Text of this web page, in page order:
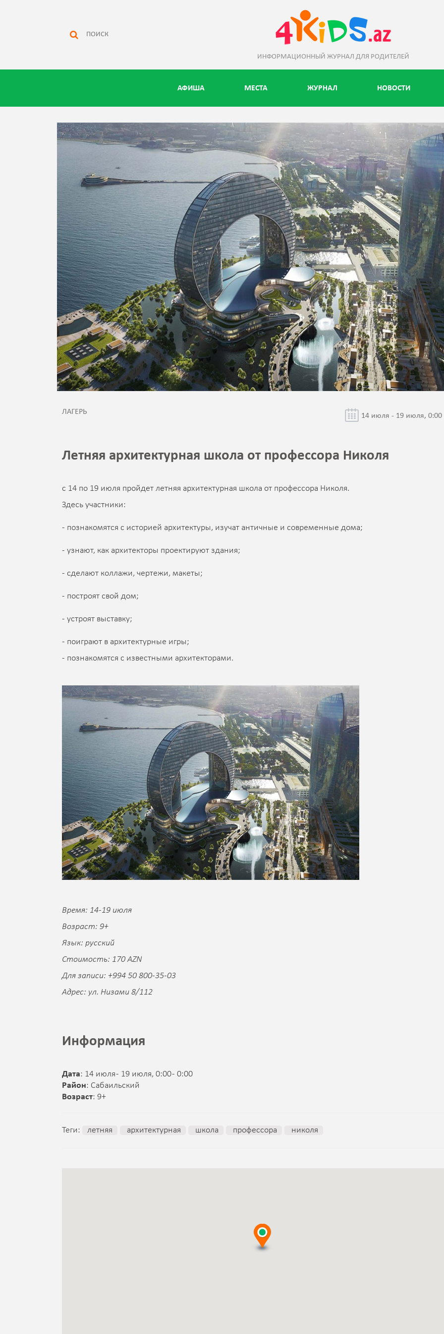
ИНФОРМАЦИОННЫЙ ЖУРНАЛ ДЛЯ РОДИТЕЛЕЙ
АФИША МЕСТА ЖУРНАЛ НОВОСТИ
ЛАГЕРЬ 14 июля - 19 июля, 0:00
Летняя архитектурная школа от профессора Николя
с 14 по 19 июля пройдет летняя архитектурная школа от профессора Николя.
Здесь участники:
- познакомятся с историей архитектуры, изучат античные и современные дома;
- узнают, как архитекторы проектируют здания;
- сделают коллажи, чертежи, макеты;
- построят свой дом;
- устроят выставку;
- поиграют в архитектурные игры;
- познакомятся с известными архитекторами.
Время: 14-19 июля
Возраст: 9+
Язык: русский
Стоимость: 170 AZN
Для записи: +994 50 800-35-03
Адрес: ул. Низами 8/112
Информация
Дата: 14 июля - 19 июля, 0:00 - 0:00
Район: Сабаильский
Возраст: 9+
Теги: летняя архитектурная школа профессора николя